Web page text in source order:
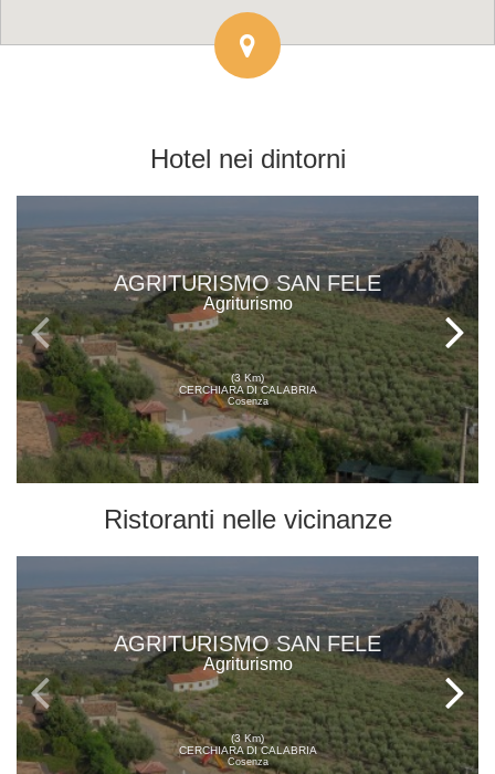
Hotel nei dintorni
AGRITURISMO SAN FELE
Agriturismo
(3 Km)
CERCHIARA DI CALABRIA
Cosenza
Ristoranti nelle vicinanze
AGRITURISMO SAN FELE
Agriturismo
(3 Km)
CERCHIARA DI CALABRIA
Cosenza